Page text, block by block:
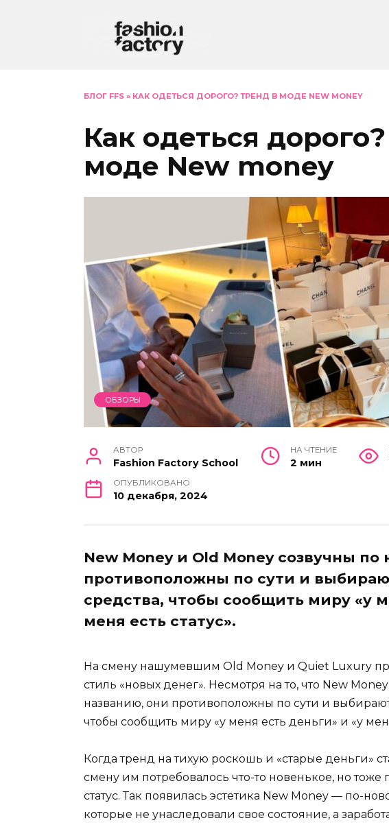
БЛОГ FFS » КАК ОДЕТЬСЯ ДОРОГО? ТРЕНД В МОДЕ NEW MONEY
Как одеться
моде New money
ОБЗОРЫ
АВТОР
Fashion Factory School
НА ЧТЕНИЕ
2 мин
ОПУБЛИКОВАНО
10 декабря, 2024
New Money и Old Money созвучны по
противоположны по сути и
средства, чтобы сообщить миру «у
меня есть статус».
На смену нашумевшим Old Money и Quiet Luxury
стиль «новых денег». Несмотря на то, что New
названию, они противоположны по сути и
чтобы сообщить миру «у меня есть деньги» и «у меня
Когда тренд на тихую роскошь и «старые деньги»
смену им потребовалось что-то новенькое, но
статус. Так появилась эстетика New Money — по-
которые не унаследовали свое состояние, а